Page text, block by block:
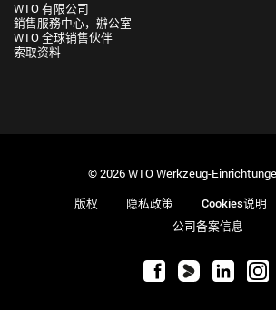
WTO 有限公司
銷售服務中心，辦公室
WTO 全球销售伙伴
索取资料
© 2026 WTO Werkzeug-
版权 隐私政策 Cookies说明
公司备案信息